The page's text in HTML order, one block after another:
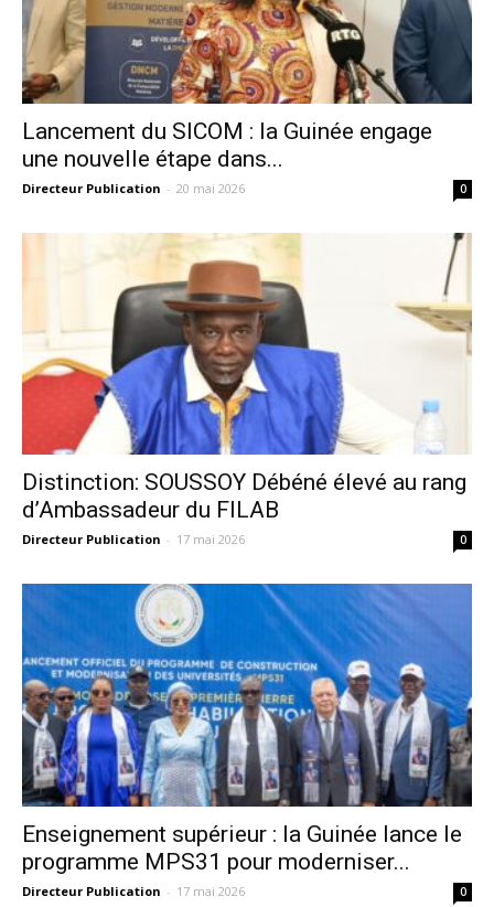
Lancement du SICOM : la Guinée engage
une nouvelle étape dans...
Directeur Publication - 20 mai 2026 0
Distinction: SOUSSOY Débéné élevé au rang
d’Ambassadeur du FILAB
Directeur Publication - 17 mai 2026 0
Enseignement supérieur : la Guinée lance le
programme MPS31 pour moderniser...
Directeur Publication - 17 mai 2026 0